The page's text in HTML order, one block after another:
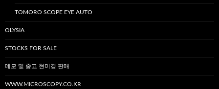
TOMORO SCOPE EYE AUTO
OLYSIA
STOCKS FOR SALE
데모 및 중고 현미경 판매
WWW.MICROSCOPY.CO.KR